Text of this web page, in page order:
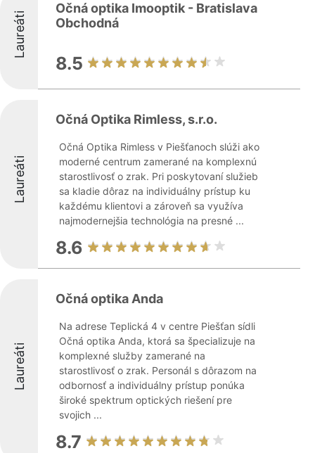
Laureáti
Očná optika Imooptik - Bratislava
Obchodná
8.5
Laureáti
Očná Optika Rimless, s.r.o.
Očná Optika Rimless v Piešťanoch slúži ako
moderné centrum zamerané na komplexnú
starostlivosť o zrak. Pri poskytovaní služieb
sa kladie dôraz na individuálny prístup ku
každému klientovi a zároveň sa využíva
najmodernejšia technológia na presné ...
8.6
Laureáti
Očná optika Anda
Na adrese Teplická 4 v centre Piešťan sídli
Očná optika Anda, ktorá sa špecializuje na
komplexné služby zamerané na
starostlivosť o zrak. Personál s dôrazom na
odbornosť a individuálny prístup ponúka
široké spektrum optických riešení pre
svojich ...
8.7